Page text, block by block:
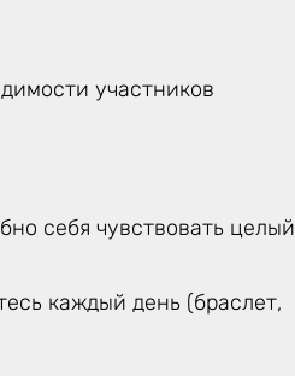
участников
себя чувствовать целый
каждый день (браслет,